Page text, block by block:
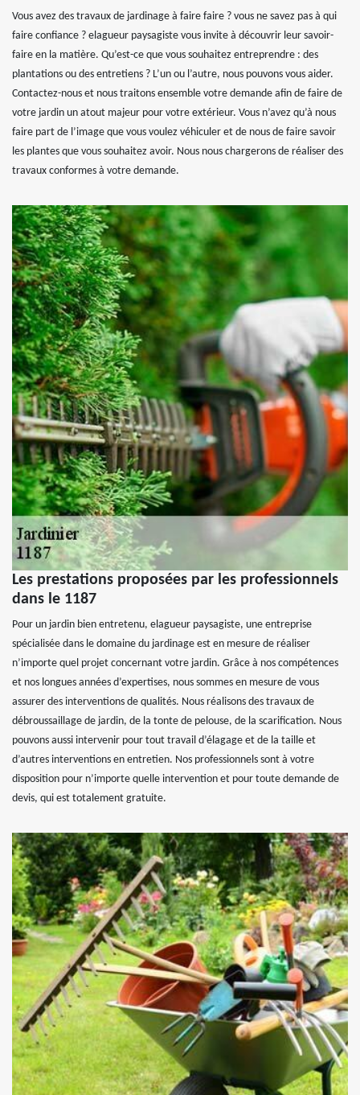
Vous avez des travaux de jardinage à faire faire ? vous ne savez pas à qui
faire confiance ? elagueur paysagiste vous invite à découvrir leur savoir-
faire en la matière. Qu’est-ce que vous souhaitez entreprendre : des
plantations ou des entretiens ? L’un ou l’autre, nous pouvons vous aider.
Contactez-nous et nous traitons ensemble votre demande afin de faire de
votre jardin un atout majeur pour votre extérieur. Vous n’avez qu’à nous
faire part de l’image que vous voulez véhiculer et de nous de faire savoir
les plantes que vous souhaitez avoir. Nous nous chargerons de réaliser des
travaux conformes à votre demande.
Les prestations proposées par les professionnels
dans le 1187
Pour un jardin bien entretenu, elagueur paysagiste, une entreprise
spécialisée dans le domaine du jardinage est en mesure de réaliser
n’importe quel projet concernant votre jardin. Grâce à nos compétences
et nos longues années d’expertises, nous sommes en mesure de vous
assurer des interventions de qualités. Nous réalisons des travaux de
débroussaillage de jardin, de la tonte de pelouse, de la scarification. Nous
pouvons aussi intervenir pour tout travail d’élagage et de la taille et
d’autres interventions en entretien. Nos professionnels sont à votre
disposition pour n’importe quelle intervention et pour toute demande de
devis, qui est totalement gratuite.